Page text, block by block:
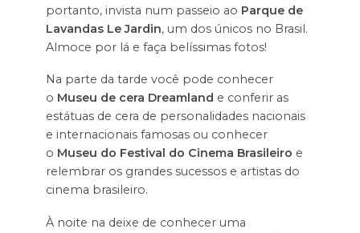
portanto, invista num passeio ao Parque de
Lavandas Le Jardin, um dos únicos no Brasil.
Almoce por lá e faça belíssimas fotos!
Na parte da tarde você pode conhecer
o Museu de cera Dreamland e conferir as
estátuas de cera de personalidades nacionais
e internacionais famosas ou conhecer
o Museu do Festival do Cinema Brasileiro e
relembrar os grandes sucessos e artistas do
cinema brasileiro.
À noite na deixe de conhecer uma